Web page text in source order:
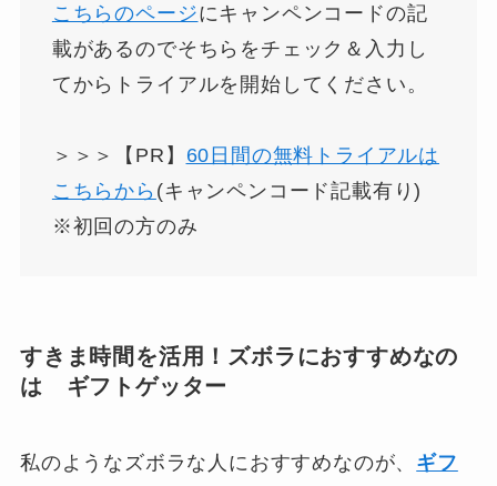
こちらのページにキャンペンコードの記
載があるのでそちらをチェック＆入力し
てからトライアルを開始してください。
＞＞＞【PR】 60日間の無料トライアルは
こちらから (キャンペンコード記載有り)
※初回の方のみ
すきま時間を活用！ズボラにおすすめなの
は ギフトゲッター
私のようなズボラな人におすすめなのが、 ギフ